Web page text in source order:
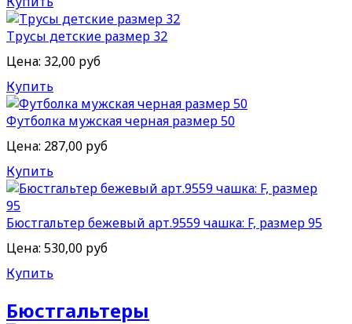
Трусы детские размер 32
Цена: 32,00 руб
Купить
Футболка мужская черная размер 50
Цена: 287,00 руб
Купить
Бюстгальтер бежевый арт.9559 чашка: F, размер 95
Цена: 530,00 руб
Купить
Бюстгальтеры